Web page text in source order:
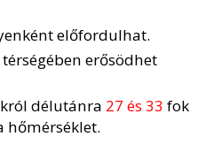
előfordulhat.
erősödhet
délutánra 27 és 33 fok
hőmérséklet.